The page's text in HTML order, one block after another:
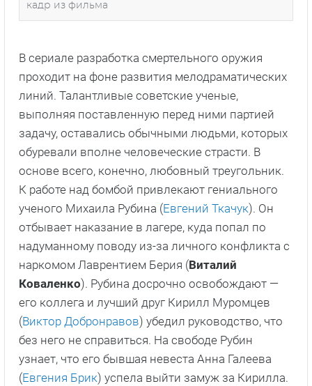
кадр из фильма
В сериале разработка смертельного оружия
проходит на фоне развития мелодраматических
линий. Талантливые советские ученые,
выполняя поставленную перед ними партией
задачу, оставались обычными людьми, которых
обуревали вполне человеческие страсти. В
основе всего, конечно, любовный треугольник.
К работе над бомбой привлекают гениального
ученого Михаила Рубина (Евгений Ткачук). Он
отбывает наказание в лагере, куда попал по
надуманному поводу из-за личного конфликта с
наркомом Лаврентием Берия (Виталий
Коваленко). Рубина досрочно освобождают —
его коллега и лучший друг Кирилл Муромцев
(Виктор Добронравов) убедил руководство, что
без него не справиться. На свободе Рубин
узнает, что его бывшая невеста Анна Галеева
(Евгения Брик) успела выйти замуж за Кирилла.